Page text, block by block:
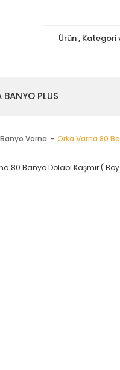
BANYO PLUS
Varna Orka Varna 80